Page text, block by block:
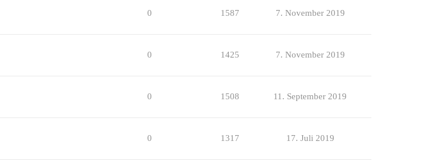
0 1587 7. November 2019
0 1425 7. November 2019
0 1508 11. September 2019
0 1317 17. Juli 2019